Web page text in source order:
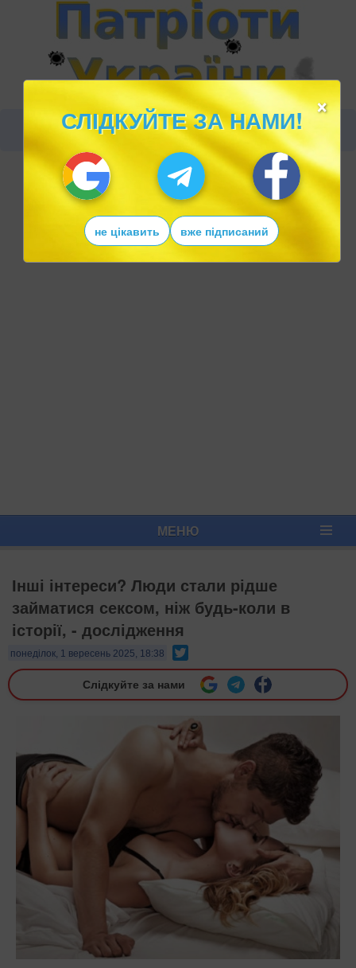
МЕНЮ
Інші інтереси? Люди стали рідше
займатися сексом, ніж будь-коли в
історії, - дослідження
понеділок, 1 вересень 2025, 18:38
Слідкуйте за нами
×
СЛІДКУЙТЕ ЗА НАМИ!
не цікавить вже підписаний